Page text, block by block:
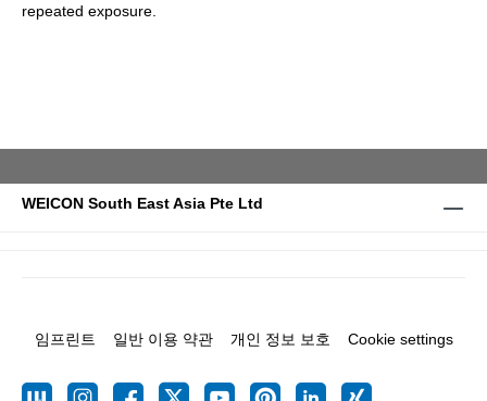
repeated exposure.
WEICON South East Asia Pte Ltd
임프린트 일반 이용 약관 개인 정보 보호 Cookie settings